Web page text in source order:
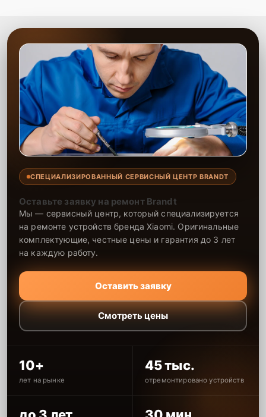
СПЕЦИАЛИЗИРОВАННЫЙ СЕРВИСНЫЙ ЦЕНТР BRANDT
Оставьте заявку на ремонт Brandt
Мы — сервисный центр, который специализируется
на ремонте устройств бренда Xiaomi. Оригинальные
комплектующие, честные цены и гарантия до 3 лет
на каждую работу.
Оставить заявку
Смотреть цены
10+
лет на рынке
45 тыс.
отремонтировано устройств